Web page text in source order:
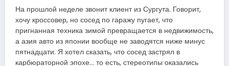
На прошлой неделе звонит клиент из Сургута. Говорит,
хочу кроссовер, но сосед по гаражу пугает, что
пригнанная техника зимой превращается в недвижимость,
а азия авто из японии вообще не заводятся ниже минус
пятнадцати. Я хотел сказать, что сосед застрял в
карбюраторной эпохе… то есть, стереотипы оказались